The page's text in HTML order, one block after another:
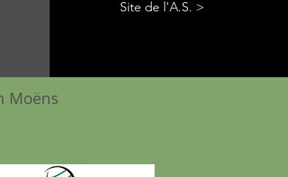
Site de l'A.S. >
Moëns